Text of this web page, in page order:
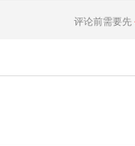
评论前需要先